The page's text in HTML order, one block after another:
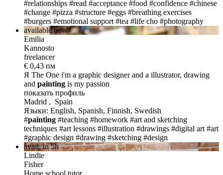
#relationships #read #acceptance #food #confidence #chinese
#change #pizza #structure #eggs #breathing exercises
#burgers #emotional support #tea #life cho #photography
available now
Emilia
Kannosto
freelancer
€ 0,43 пм
Я The One i'm a graphic designer and a illustrator, drawing
and painting is my passion
показать профиль
Madrid , Spain
Языки: English, Spanish, Finnish, Swedish
#painting #teaching #homework #art and sketching
techniques #art lessons #illustration #drawings #digital art #art
#graphic design #drawing #sketching #design
avail. in 5h
Lindie
Fisher
Home school tutor